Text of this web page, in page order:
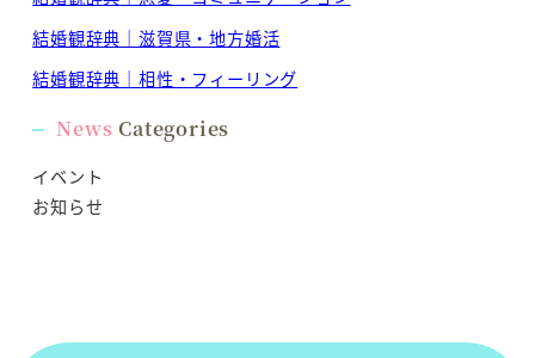
結婚観辞典｜滋賀県・地方婚活
結婚観辞典｜相性・フィーリング
News Categories
イベント
お知らせ